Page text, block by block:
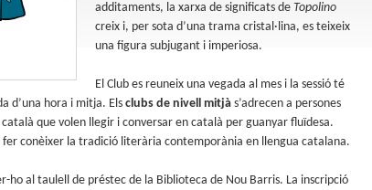
additaments, la xarxa de significats de Topolino
creix i, per sota d’una trama cristal·lina, es teixeix
una figura subjugant i imperiosa.
El Club es reuneix una vegada al mes i la sessió té
d’una hora i mitja. Els clubs de nivell mitjà s’adrecen a persones
que volen llegir i conversar en català per guanyar fluïdesa.
fer conèixer la tradició literària contemporània en llengua catalana.
ho al taulell de préstec de la Biblioteca de Nou Barris. La inscripció